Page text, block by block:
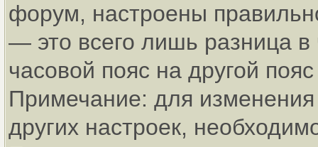
форум, настроены
— это всего лишь разница
часовой пояс на другой
Примечание: для изменения
других настроек,